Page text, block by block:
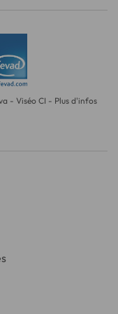
- Viséo CI - Plus d'infos